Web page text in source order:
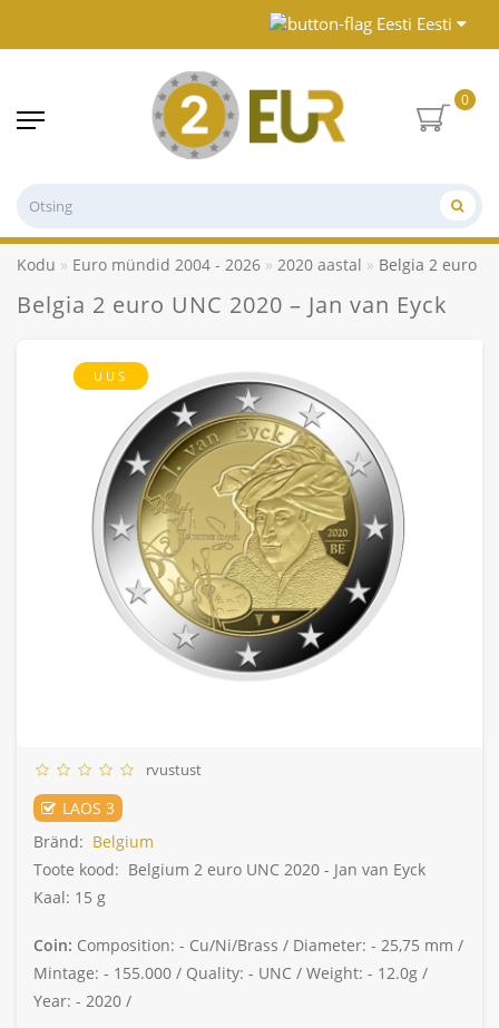
Eesti
0
Kodu Euro mündid 2004 - 2026 2020 aastal Belgia 2 euro
Belgia 2 euro UNC 2020 – Jan van Eyck
UUS
rvustust
LAOS 3
Bränd: Belgium
Toote kood: Belgium 2 euro UNC 2020 - Jan van Eyck
Kaal: 15 g
Coin: Composition: - Cu/Ni/Brass / Diameter: - 25,75 mm /
Mintage: - 155.000 / Quality: - UNC / Weight: - 12.0g /
Year: - 2020 /